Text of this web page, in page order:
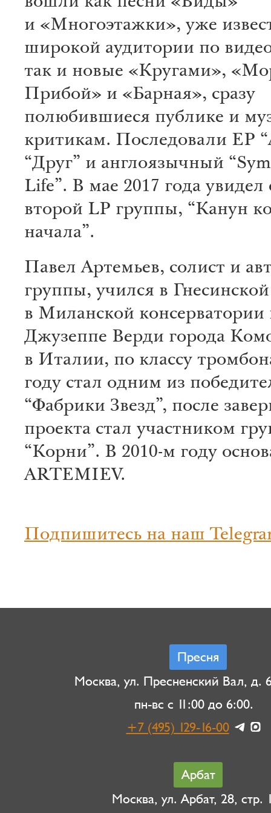
и «Многоэтажки», уже
широкой аудитории по
так и новые «Кругами»,
Прибой» и «Барная», сразу
полюбившиеся публике и
критикам. Последовали EP
“Друг” и англоязычный
Life”. В мае 2017 года увидел
второй LP группы, “Канун
начала”.
Павел Артемьев, солист и
группы, учился в
в Миланской консерватории
Джузеппе Верди города
в Италии, по классу
году стал одним из
“Фабрики Звезд”, после
проекта стал участником
“Корни”. В 2010-м году
ARTEMIEV.
Подпишитесь на наш
Пресня
Москва, ул. Пресненский Вал, д.
пн-вс с 11:00 до 6:00.
+7 (495) 129-16-00
Арбат
Москва, ул. Арбат, 28, стр.